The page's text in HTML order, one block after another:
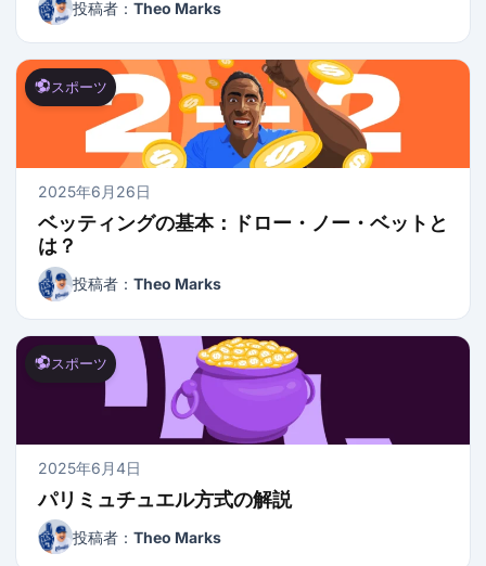
投稿者： Theo Marks
スポーツ
2025年6月26日
ベッティングの基本：ドロー・ノー・ベットと
は？
投稿者： Theo Marks
スポーツ
2025年6月4日
パリミュチュエル方式の解説
投稿者： Theo Marks